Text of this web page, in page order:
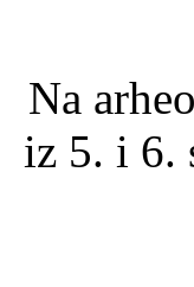
Na
iz 5. i 6.